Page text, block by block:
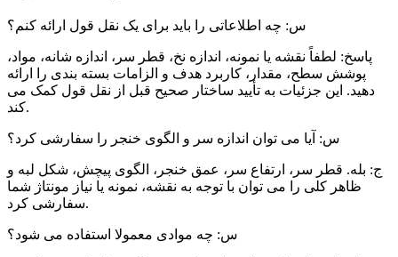
س: چه اطلاعاتی را باید برای یک نقل قول ارائه کنم؟
پاسخ: لطفاً نقشه یا نمونه، اندازه نخ، قطر سر، اندازه شانه، مواد،
پوشش سطح، مقدار، کاربرد هدف و الزامات بسته بندی را ارائه
دهید. این جزئیات به تأیید ساختار صحیح قبل از نقل قول کمک می
کند.
س: آیا می توان اندازه سر و الگوی خنجر را سفارشی کرد؟
ج: بله. قطر سر، ارتفاع سر، عمق خنجر، الگوی پیچش، شکل لبه و
ظاهر کلی را می توان با توجه به نقشه، نمونه یا نیاز مونتاژ شما
سفارشی کرد.
س: چه موادی معمولا استفاده می شود؟